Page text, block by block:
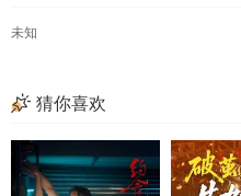
未知
猜你喜欢